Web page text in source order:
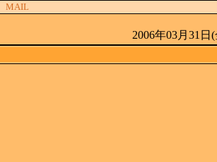
MAIL
2006年03月31日